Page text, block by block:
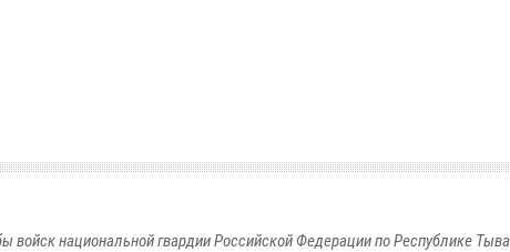
национальной гвардии Российской Федерации по Республике Тыва